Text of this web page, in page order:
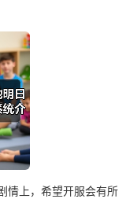
情上，希望开服会有所